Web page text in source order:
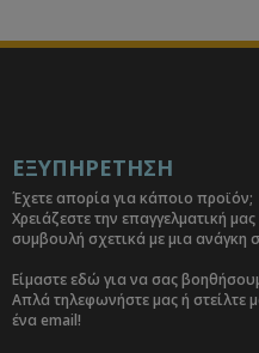
ΕΞΥΠΗΡΕΤΗΣΗ
Έχετε απορία για κάποιο προϊόν;
Χρειάζεστε την επαγγελματική μας
συμβουλή σχετικά με μια ανάγκη
Είμαστε εδώ για να σας
Απλά τηλεφωνήστε μας ή στείλτε
ένα email!